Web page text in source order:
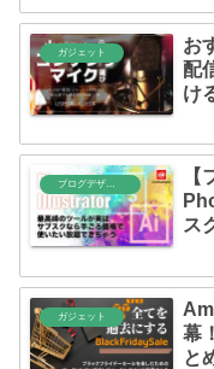
ガジェット
お
配
け
ブログデザイン
ス
ガジェット
幕
と